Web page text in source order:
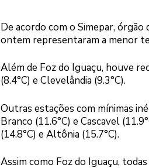
De acordo com o Simepar,
ontem representaram a menor
Além de Foz do Iguaçu, houve
(8.4°C) e Clevelândia (9.3°C).
Outras estações com mínimas
Branco (11.6°C) e Cascavel
(14.8°C) e Altônia (15.7°C).
Assim como Foz do Iguaçu,